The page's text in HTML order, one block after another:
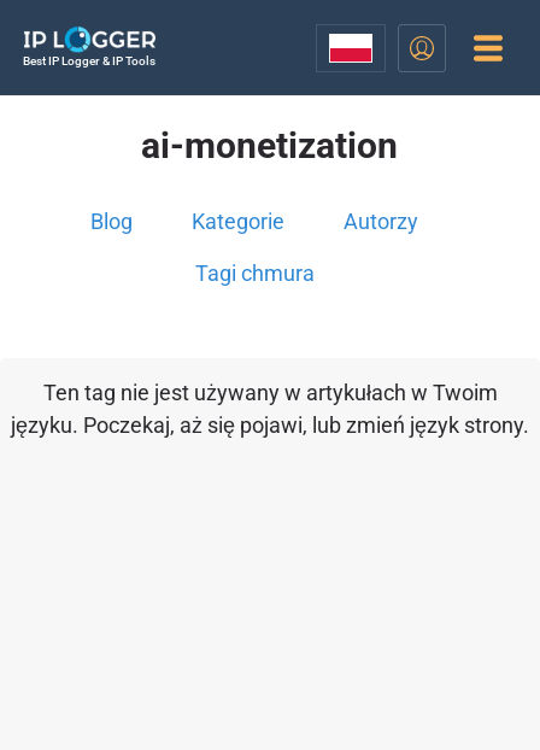
Best IP Logger & IP Tools
ai-monetization
Blog Kategorie Autorzy
Tagi chmura